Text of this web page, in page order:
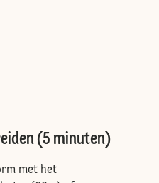
(5 minuten)
met het